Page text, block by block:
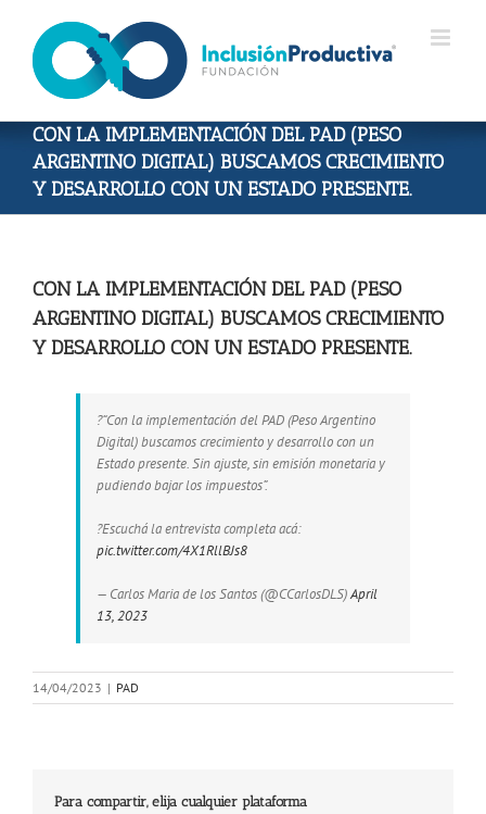
content
CON LA IMPLEMENTACIÓN DEL PAD (PESO
ARGENTINO DIGITAL) BUSCAMOS CRECIMIENTO
Y DESARROLLO CON UN ESTADO PRESENTE.
CON LA IMPLEMENTACIÓN DEL PAD (PESO
ARGENTINO DIGITAL) BUSCAMOS CRECIMIENTO
Y DESARROLLO CON UN ESTADO PRESENTE.
?️“Con la implementación del PAD (Peso Argentino
Digital) buscamos crecimiento y desarrollo con un
Estado presente. Sin ajuste, sin emisión monetaria y
pudiendo bajar los impuestos”.
?Escuchá la entrevista completa acá:
pic.twitter.com/4X1RllBJs8
— Carlos Maria de los Santos (@CCarlosDLS)April
13, 2023
14/04/2023 | PAD
Para compartir, elija cualquier plataforma